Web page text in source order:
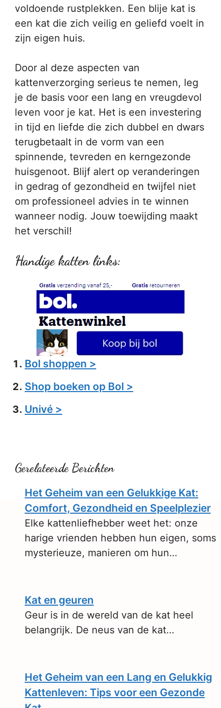
voldoende rustplekken. Een blije kat is
een kat die zich veilig en geliefd voelt in
zijn eigen huis.
Door al deze aspecten van
kattenverzorging serieus te nemen, leg
je de basis voor een lang en vreugdevol
leven voor je kat. Het is een investering
in tijd en liefde die zich dubbel en dwars
terugbetaalt in de vorm van een
spinnende, tevreden en kerngezonde
huisgenoot. Blijf alert op veranderingen
in gedrag of gezondheid en twijfel niet
om professioneel advies in te winnen
wanneer nodig. Jouw toewijding maakt
het verschil!
Handige katten links:
Bol shoppen >
Shop boeken op Bol >
Univé >
Gerelateerde Berichten
Het Geheim van een Gelukkige Kat:
Comfort, Gezondheid en Speelplezier
Elke kattenliefhebber weet het: onze
harige vrienden hebben hun eigen, soms
mysterieuze, manieren om hun…
Kat en geuren
Geur is in de wereld van de kat heel
belangrijk. De neus van de kat…
Het Geheim van een Lang en Gelukkig
Kattenleven: Tips voor een Gezonde